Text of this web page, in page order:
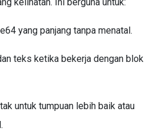
yang panjang tanpa menatal.
teks ketika bekerja dengan blok
untuk tumpuan lebih baik atau